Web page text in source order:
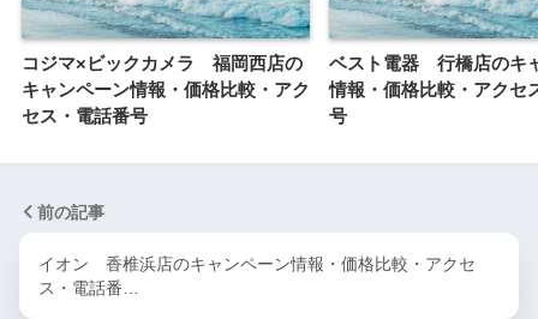
コジマ×ビックカメラ 福岡西店の
キャンペーン情報・価格比較・アク
セス・電話番号
ベスト電器 行橋店のキ
情報・価格比較・アクセ
号
前の記事
イオン 香椎浜店のキャンペーン情報・価格比較・アクセ
ス・電話番…